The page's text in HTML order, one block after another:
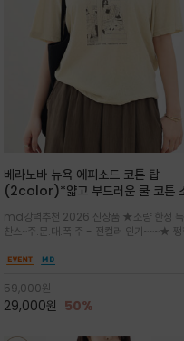
베라노바 뉴욕 에피소드 코튼 탑
(2color)*얇고 부드러운 쿨 코튼
고 자연스러운 멋이 있는 핏으로 여
내 편하고 감각적으로 입으세요
md강력추천 2026 신상품 ★소량 한정 득
찬스~주.문.대.폭.주 - 전컬러 인기~~~★ 쨍한듯
내추럴한 컬러감이 매력적인 티셔츠/여유로운
59,000원
29,000원 50%